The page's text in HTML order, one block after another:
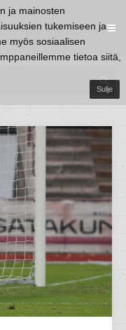
ja mainosten
tukemiseen ja
myös sosiaalisen
tietoa siitä,
Sulje